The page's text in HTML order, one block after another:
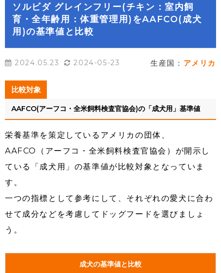
ソルビダ グレインフリー(チキン：室内飼
育・全年齢用：体重管理用)をAAFCO(成犬
用)の基準値と比較
2024.05.23 2024-05-23 生産国： アメリカ
比較対象
AAFCO(アーフコ・全米飼料検査官協会)の「成犬用」基準値
栄養基準を策定しているアメリカの団体、
AAFCO（アーフコ・全米飼料検査官協会）が開示し
ている「成犬用」の基準値が比較対象となっていま
す。
一つの指標として参考にして、それぞれの愛犬に合わ
せて成分などを考慮してドッグフードを選びましょ
う。
成犬の基準値と比較